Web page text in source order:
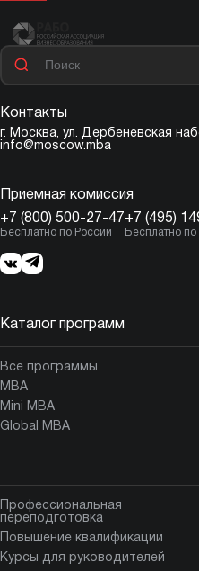
Контакты
г. Москва, ул. Дербеневская
info@moscow.mba
Приемная комиссия
+7 (800) 500-27-47
Бесплатно по России
+7 (495)
Бесплатно
Каталог программ
Все программы
MBA
Mini MBA
Global MBA
Профессиональная
переподготовка
Повышение квалификации
Курсы для руководителей